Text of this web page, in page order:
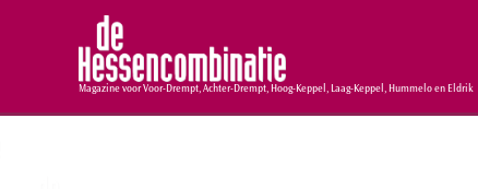
Magazine voor Voor-Drempt, Achter-Drempt, Hoog-Keppel, Laag-Keppel, Hummelo en Eldrik